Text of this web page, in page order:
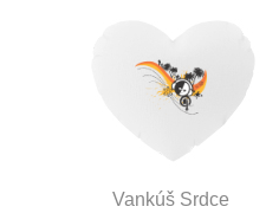
Vankúš Srdce